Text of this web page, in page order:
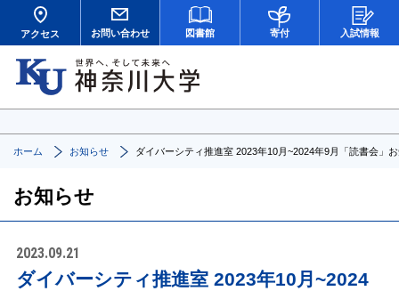
アクセス お問い合わせ 図書館 寄付 入試情報
ホーム お知らせ ダイバーシティ推進室 2023年10月~2024年9月「読書会」
お知らせ
2023.09.21
ダイバーシティ推進室 2023年10月~2024